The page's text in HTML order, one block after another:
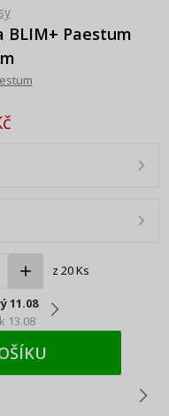
BLIM+ Paestum
z 20 Ks
11.08
13.08